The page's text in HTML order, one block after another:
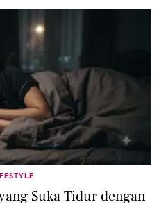
Suka Tidur dengan